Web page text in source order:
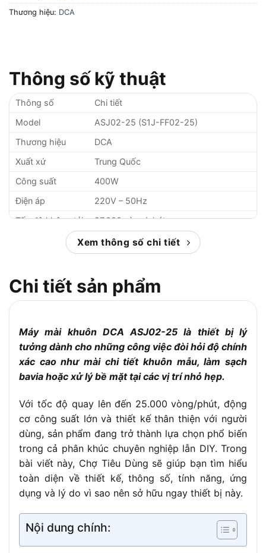
Thương hiệu: DCA
Thông số kỹ thuật
Thông số
Chi tiết
Model
ASJ02-25 (S1J-FF02-25)
Thương hiệu
DCA
Xuất xứ
Trung Quốc
Công suất
400W
Điện áp
220V – 50Hz
Tốc độ không tải
27,000 vòng/phút
Kích thước đầu
6mm
Khả năng mài
6 – 25mm
Đường kính đĩa
Trọng lượng
1.8kg (theo một số nguồn) hoặc 2.2kg
(theo nguồn khác)
Thời gian bảo
hành
6 tháng
Tính năng nổi
bật
– Công suất mạnh mẽ, hoạt động
liên tục
– Phù hợp mài, làm sạch các vị trí
chi tiết nhỏ
Phụ kiện đi kèm
Không được đề cập cụ thể (thường bao
gồm mũi mài và dụng cụ tháo lắp)
Xem thông số chi tiết
Chi tiết sản phẩm
Máy mài khuôn DCA ASJ02-25 là thiết bị lý
tưởng dành cho những công việc đòi hỏi độ chính
xác cao như mài chi tiết khuôn mẫu, làm sạch
bavia hoặc xử lý bề mặt tại các vị trí nhỏ hẹp.
Với tốc độ quay lên đến 25.000 vòng/phút, động
cơ công suất lớn và thiết kế thân thiện với người
dùng, sản phẩm đang trở thành lựa chọn phổ biến
trong cả phân khúc chuyên nghiệp lẫn DIY. Trong
bài viết này, Chợ Tiêu Dùng sẽ giúp bạn tìm hiểu
toàn diện về thiết kế, thông số, tính năng, ứng
dụng và lý do vì sao nên sở hữu ngay thiết bị này.
Nội dung chính: